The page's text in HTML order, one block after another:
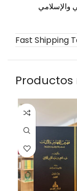
والإسلامي
Fast Shipping